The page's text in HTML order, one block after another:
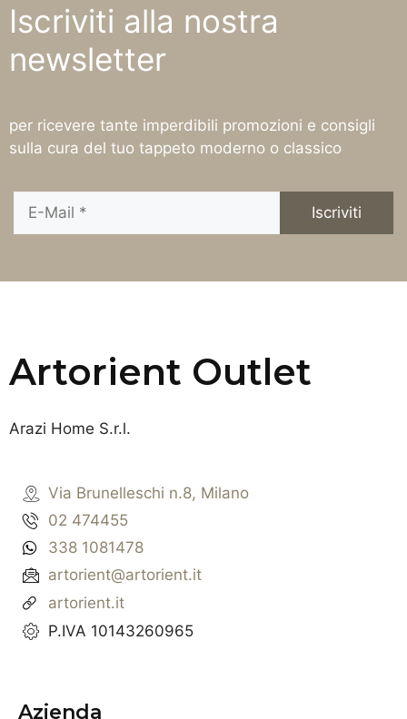
Iscriviti alla nostra
newsletter
per ricevere tante imperdibili promozioni e consigli
sulla cura del tuo tappeto moderno o classico
Artorient Outlet
Arazi Home S.r.l.
Via Brunelleschi n.8, Milano
02 474455
338 1081478
artorient@artorient.it
artorient.it
P.IVA 10143260965
Azienda